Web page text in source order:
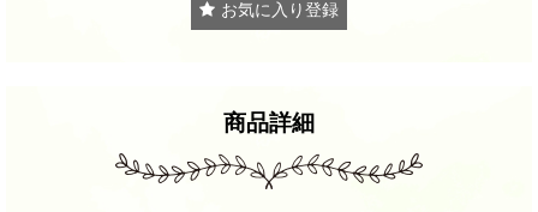
お気に入り登録
商品詳細